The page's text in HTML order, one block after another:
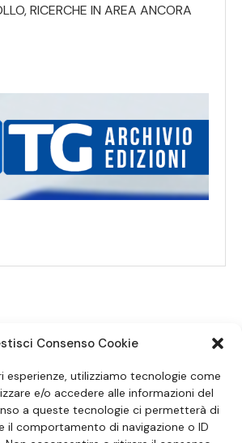
Consenso Cookie
esperienze, utilizziamo tecnologie come
e/o accedere alle informazioni del
a queste tecnologie ci permetterà di
il comportamento di navigazione o ID
RICERCHE IN AREA ANCORA
SEGUICI SUI SOCIAL